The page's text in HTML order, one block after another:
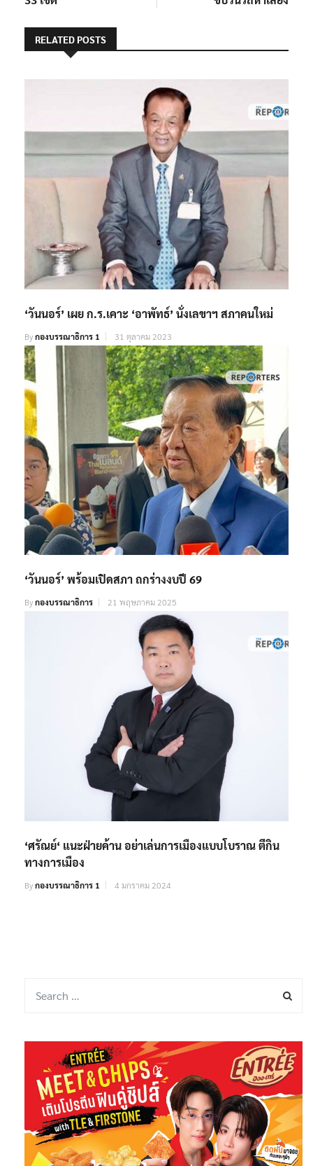
RELATED POSTS
‘วันนอร์’ เผย ก.ร.เคาะ ‘อาพัทธ์’ นั่งเลขาฯ สภาคนใหม่
Byกองบรรณาธิการ 1 31 ตุลาคม 2023
‘วันนอร์’ พร้อมเปิดสภา ถกร่างงบปี 69
Byกองบรรณาธิการ 21 พฤษภาคม 2025
‘ศรัณย์‘ แนะฝ่ายค้าน อย่าเล่นการเมืองแบบโบราณ ตีกิน
ทางการเมือง
Byกองบรรณาธิการ 1 4 มกราคม 2024